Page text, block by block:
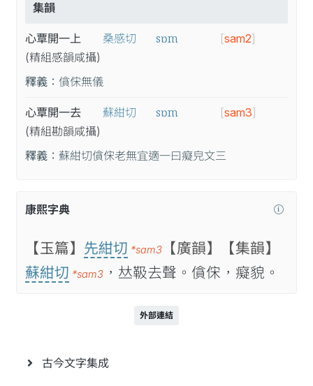
集韻
心覃開一上
(精組感韻咸攝)
桑感切 sɒm [sam2]
釋義： 僋俕無儀
心覃開一去
(精組勘韻咸攝)
蘇紺切 sɒm [sam3]
釋義： 蘇紺切僋俕老無宜適一曰癡皃文三
康熙字典
【玉篇】 先紺切 *sam3 【廣韻】
【集韻】
蘇紺切 *sam3 ，𠀤靸去聲。僋俕，癡貌。
外部連結
古今文字集成